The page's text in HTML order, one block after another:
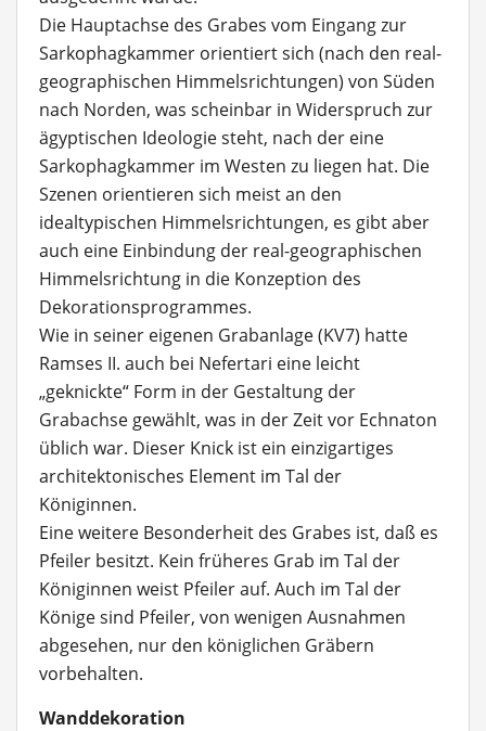
Die Hauptachse des Grabes vom Eingang zur
Sarkophagkammer orientiert sich (nach den real-
geographischen Himmelsrichtungen) von Süden
nach Norden, was scheinbar in Widerspruch zur
ägyptischen Ideologie steht, nach der eine
Sarkophagkammer im Westen zu liegen hat. Die
Szenen orientieren sich meist an den
idealtypischen Himmelsrichtungen, es gibt aber
auch eine Einbindung der real-geographischen
Himmelsrichtung in die Konzeption des
Dekorationsprogrammes.
Wie in seiner eigenen Grabanlage (KV7) hatte
Ramses II. auch bei Nefertari eine leicht
„geknickte“ Form in der Gestaltung der
Grabachse gewählt, was in der Zeit vor Echnaton
üblich war. Dieser Knick ist ein einzigartiges
architektonisches Element im Tal der
Königinnen.
Eine weitere Besonderheit des Grabes ist, daß es
Pfeiler besitzt. Kein früheres Grab im Tal der
Königinnen weist Pfeiler auf. Auch im Tal der
Könige sind Pfeiler, von wenigen Ausnahmen
abgesehen, nur den königlichen Gräbern
vorbehalten.
Wanddekoration